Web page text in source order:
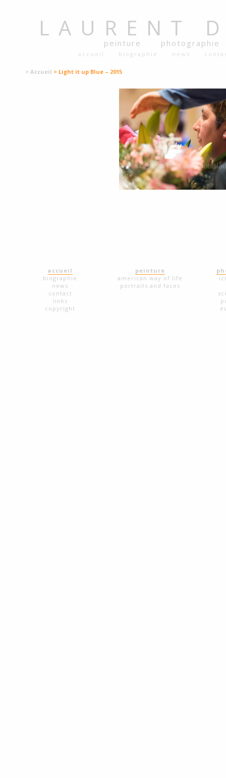
LAURENT
peinture photographie
accueil biographie news
> Accueil > Light it up Blue – 2015
accueil
biographie
news
contact
links
copyright
peinture
american way of life
portraits and faces